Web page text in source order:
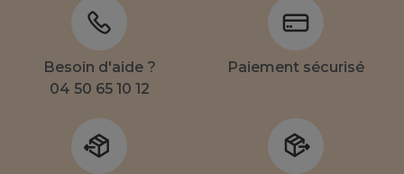
Besoin d'aide ?
04 50 65 10 12
Paiement sécurisé